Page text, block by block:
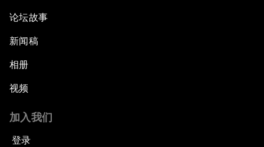
论坛故事
新闻稿
相册
视频
加入我们
登录